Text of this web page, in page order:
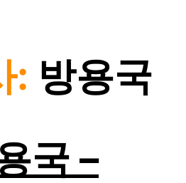
: 방용국
국 –